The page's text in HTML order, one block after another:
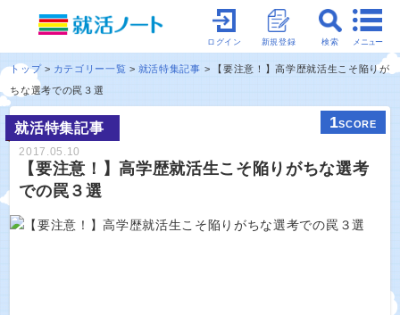
メニュー
検索
新規登録
ログイン
トップ カテゴリー一覧 就活特集記事
【要注意！】高学歴就活生こそ陥りが
ちな選考での罠３選
就活特集記事 1SCORE
2017.05.10
【要注意！】高学歴就活生こそ陥りがちな選考
での罠３選